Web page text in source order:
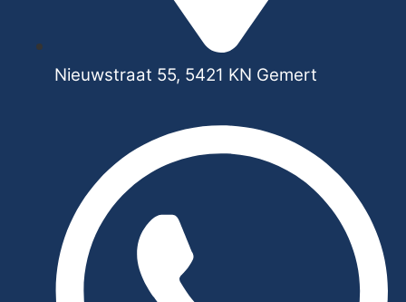
Nieuwstraat 55, 5421 KN Gemert